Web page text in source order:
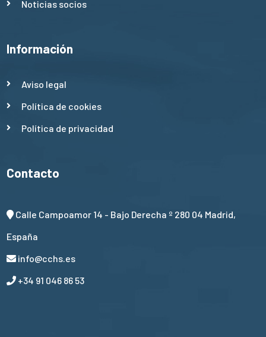
Noticias socios
Información
Aviso legal
Política de cookies
Política de privacidad
Contacto
Calle Campoamor 14 - Bajo Derecha º 280 04 Madrid,
España
info@cchs.es
+34 91 046 86 53